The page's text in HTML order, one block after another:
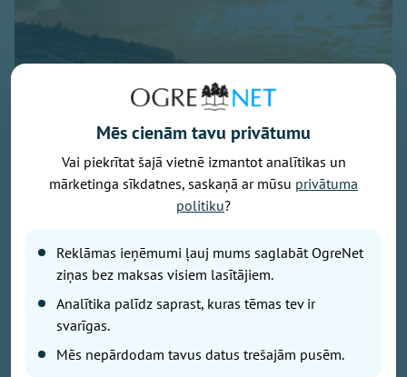
Baltijas jūra, foto - unsplash.com
Latvijā noslēdzies gada gaišākais ceturksnis un sākas
vasara sākās 7. maijā un beidzās 5. augustā, savukārt
tumšākie trīs mēneši jeb solārā ziema būs periods no
6. novembra līdz 4. februārim.
sākās 21. jūnijā, astronomiskais rudens iestāsies 23.
Mēs cienām tavu privātumu
Vai piekrītat šajā vietnē izmantot analītikas un
mārketinga sīkdatnes, saskaņā ar mūsu privātuma
politiku?
Reklāmas ieņēmumi ļauj mums saglabāt OgreNet
ziņas bez maksas visiem lasītājiem.
Analītika palīdz saprast, kuras tēmas tev ir
svarīgas.
Mēs nepārdodam tavus datus trešajām pusēm.